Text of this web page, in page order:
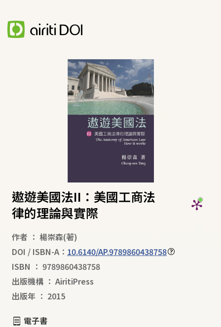
遨遊美國法II：美國工商法
律的理論與實際
作者 ： 楊崇森(著)
DOI / ISBN-A： 10.6140/AP.9789860438758
ISBN ： 9789860438758
出版機構 ： AiritiPress
出版年 ： 2015
電子書